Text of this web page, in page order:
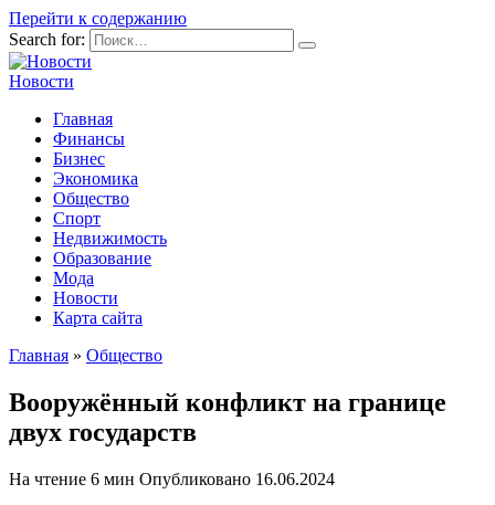
Перейти к содержанию
Search for:
Новости
Главная
Финансы
Бизнес
Экономика
Общество
Спорт
Недвижимость
Образование
Мода
Новости
Карта сайта
Главная » Общество
Вооружённый конфликт на границе
двух государств
На чтение 6 мин Опубликовано 16.06.2024